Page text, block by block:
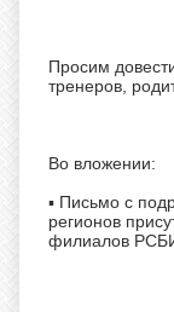
Просим
тренеров,
Во вложении:
▪ Письмо с
регионов
филиалов